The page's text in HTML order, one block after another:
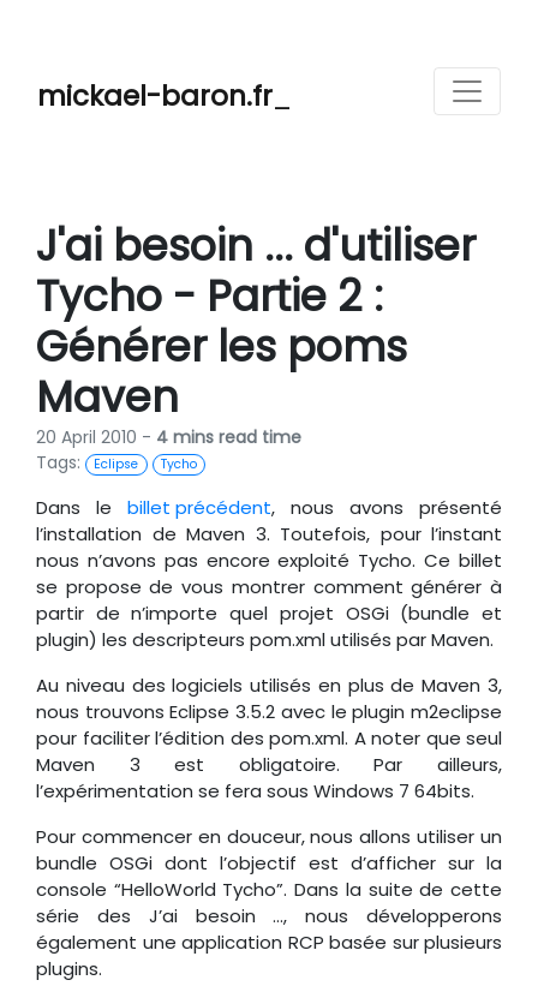
mickael-baron.fr
J'ai besoin ... d'utiliser
Tycho - Partie 2 :
Générer les poms
Maven
20 April 2010 - 4 mins read time
Tags:
Eclipse Tycho
Dans le billet précédent, nous avons présenté
l’installation de Maven 3. Toutefois, pour l’instant
nous n’avons pas encore exploité Tycho. Ce billet
se propose de vous montrer comment générer à
partir de n’importe quel projet OSGi (bundle et
plugin) les descripteurs pom.xml utilisés par Maven.
Au niveau des logiciels utilisés en plus de Maven 3,
nous trouvons Eclipse 3.5.2 avec le plugin m2eclipse
pour faciliter l’édition des pom.xml. A noter que seul
Maven 3 est obligatoire. Par ailleurs,
l’expérimentation se fera sous Windows 7 64bits.
Pour commencer en douceur, nous allons utiliser un
bundle OSGi dont l’objectif est d’afficher sur la
console “HelloWorld Tycho”. Dans la suite de cette
série des J’ai besoin …, nous développerons
également une application RCP basée sur plusieurs
plugins.